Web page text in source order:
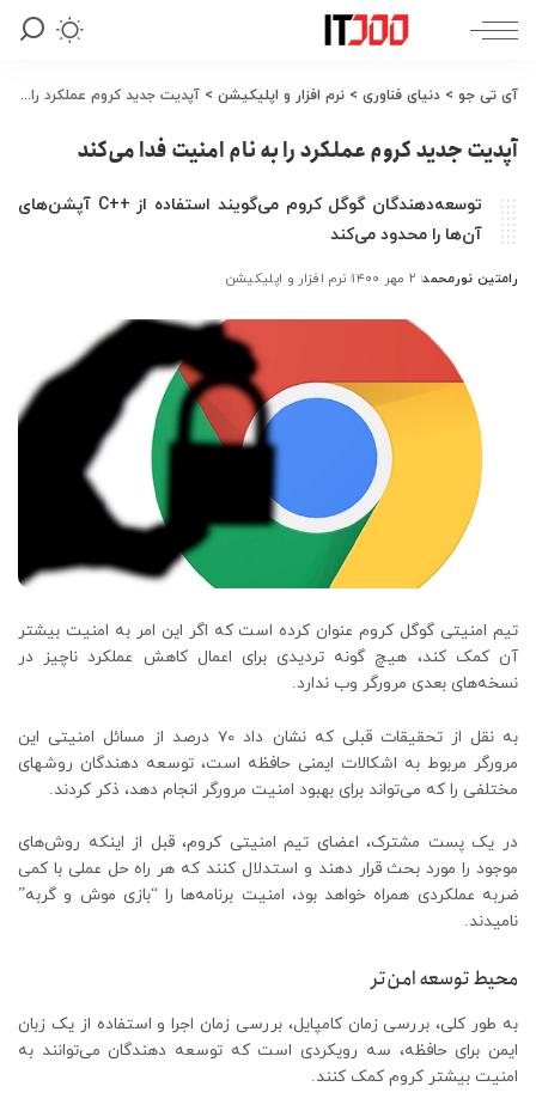
آی تی جو > دنیای فناوری > نرم افزار و اپلیکیشن > آپدیت جدید کروم عملکرد را به نام امنیت فدا می‌کند
آپدیت جدید کروم عملکرد را به نام امنیت فدا می‌کند
توسعه‌دهندگان گوگل کروم می‌گویند استفاده از ++C آپشن‌های
آن‌ها را محدود می‌کند
ارسال
رامتین نورمحمد ۲ مهر ۱۴۰۰ نرم افزار و اپلیکیشن
تیم امنیتی گوگل کروم عنوان کرده است که اگر این امر به امنیت بیشتر
آن کمک کند، هیچ گونه تردیدی برای اعمال کاهش عملکرد ناچیز در
نسخه‌های بعدی مرورگر وب ندارد.
به نقل از تحقیقات قبلی که نشان داد 70 درصد از مسائل امنیتی این
مرورگر مربوط به اشکالات ایمنی حافظه است، توسعه دهندگان روشهای
مختلفی را که می‌تواند برای بهبود امنیت مرورگر انجام دهد، ذکر کردند.
در یک پست مشترک، اعضای تیم امنیتی کروم، قبل از اینکه روش‌های
موجود را مورد بحث قرار دهند و استدلال کنند که هر راه حل عملی با کمی
ضربه عملکردی همراه خواهد بود، امنیت برنامه‌ها را “بازی موش و گربه”
نامیدند.
محیط توسعه امن‌تر
به طور کلی، بررسی زمان کامپایل، بررسی زمان اجرا و استفاده از یک زبان
ایمن برای حافظه، سه رویکردی است که توسعه دهندگان می‌توانند به
امنیت بیشتر کروم کمک کنند.